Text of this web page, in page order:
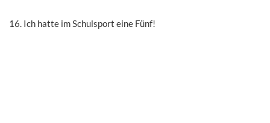
16. Ich hatte im Schulsport eine Fünf!